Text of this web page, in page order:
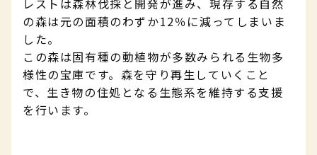
レストは森林伐採と開発が進み、現存する自然
の森は元の面積のわずか12％に減ってしまいま
した。
この森は固有種の動植物が多数みられる生物多
様性の宝庫です。森を守り再生していくこと
で、生き物の住処となる生態系を維持する支援
を行います。